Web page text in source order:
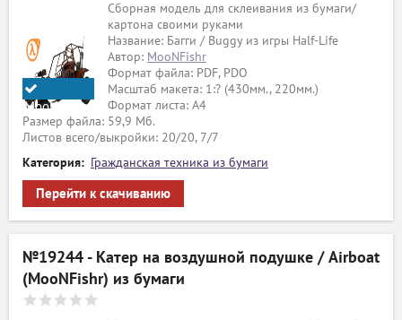
MooNFishr
Сборная модель для склеивания из бумаги/
картона своими руками
Название: Багги / Buggy из игры Half-Life
Автор: MooNFishr
Формат файла: PDF, PDO
Масштаб макета: 1:? (430мм., 220мм.)
Формат листа: А4
Размер файла: 59,9 Мб.
Листов всего/выкройки: 20/20, 7/7
Категория: Гражданская техника из бумаги
Перейти к скачиванию
№19244 - Катер на воздушной подушке / Airboat
(MooNFishr) из бумаги